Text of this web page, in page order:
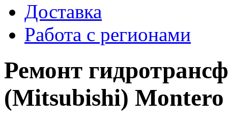
Доставка
Работа с регионами
Ремонт
(Mitsubishi)